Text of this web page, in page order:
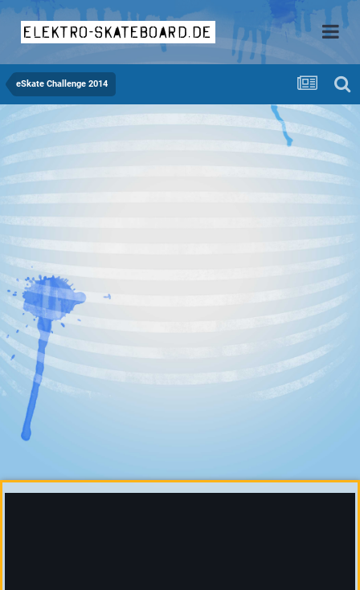
elektro-skateboard.de
eSkate Challenge 2014